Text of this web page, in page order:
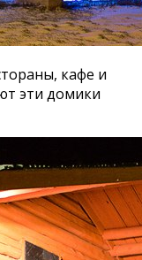
кафе и
эти домики